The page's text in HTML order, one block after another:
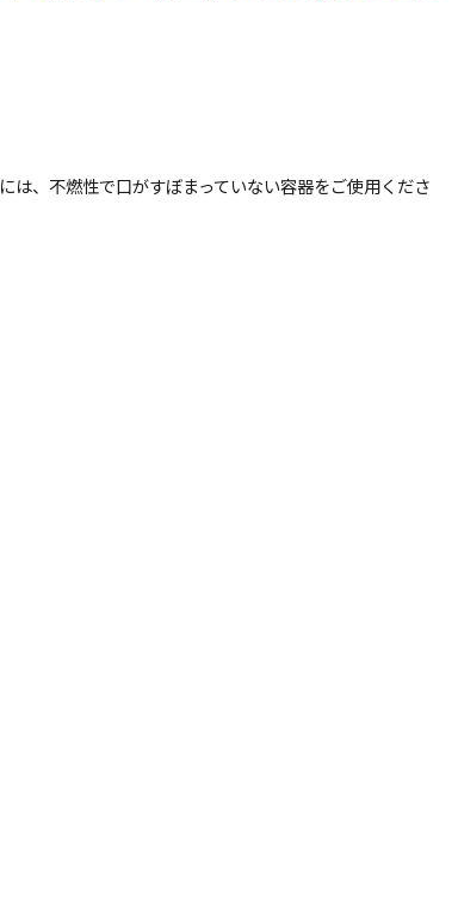
は、不燃性で口がすぼまっていない容器をご使用くださ